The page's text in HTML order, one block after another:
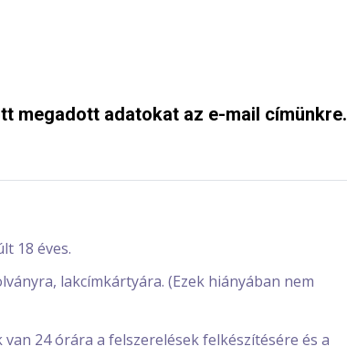
megadott adatokat az e-mail címünkre.
18 éves.
lakcímkártyára. (Ezek hiányában nem
24 órára a felszerelések felkészítésére és a